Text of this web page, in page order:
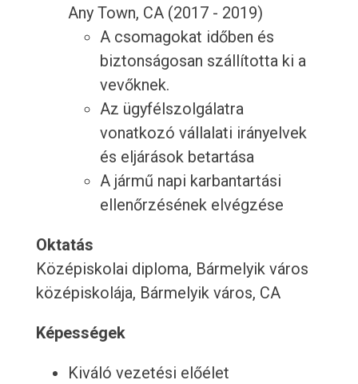
Any Town, CA (2017 - 2019)
A csomagokat időben és
biztonságosan szállította ki a
vevőknek.
Az ügyfélszolgálatra
vonatkozó vállalati irányelvek
és eljárások betartása
A jármű napi karbantartási
ellenőrzésének elvégzése
Oktatás
Középiskolai diploma, Bármelyik város
középiskolája, Bármelyik város, CA
Képességek
Kiváló vezetési előélet